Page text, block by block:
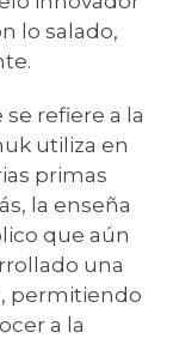
lo salado,
refiere a la
utiliza en
primas
la enseña
que aún
una
permitiendo
a la